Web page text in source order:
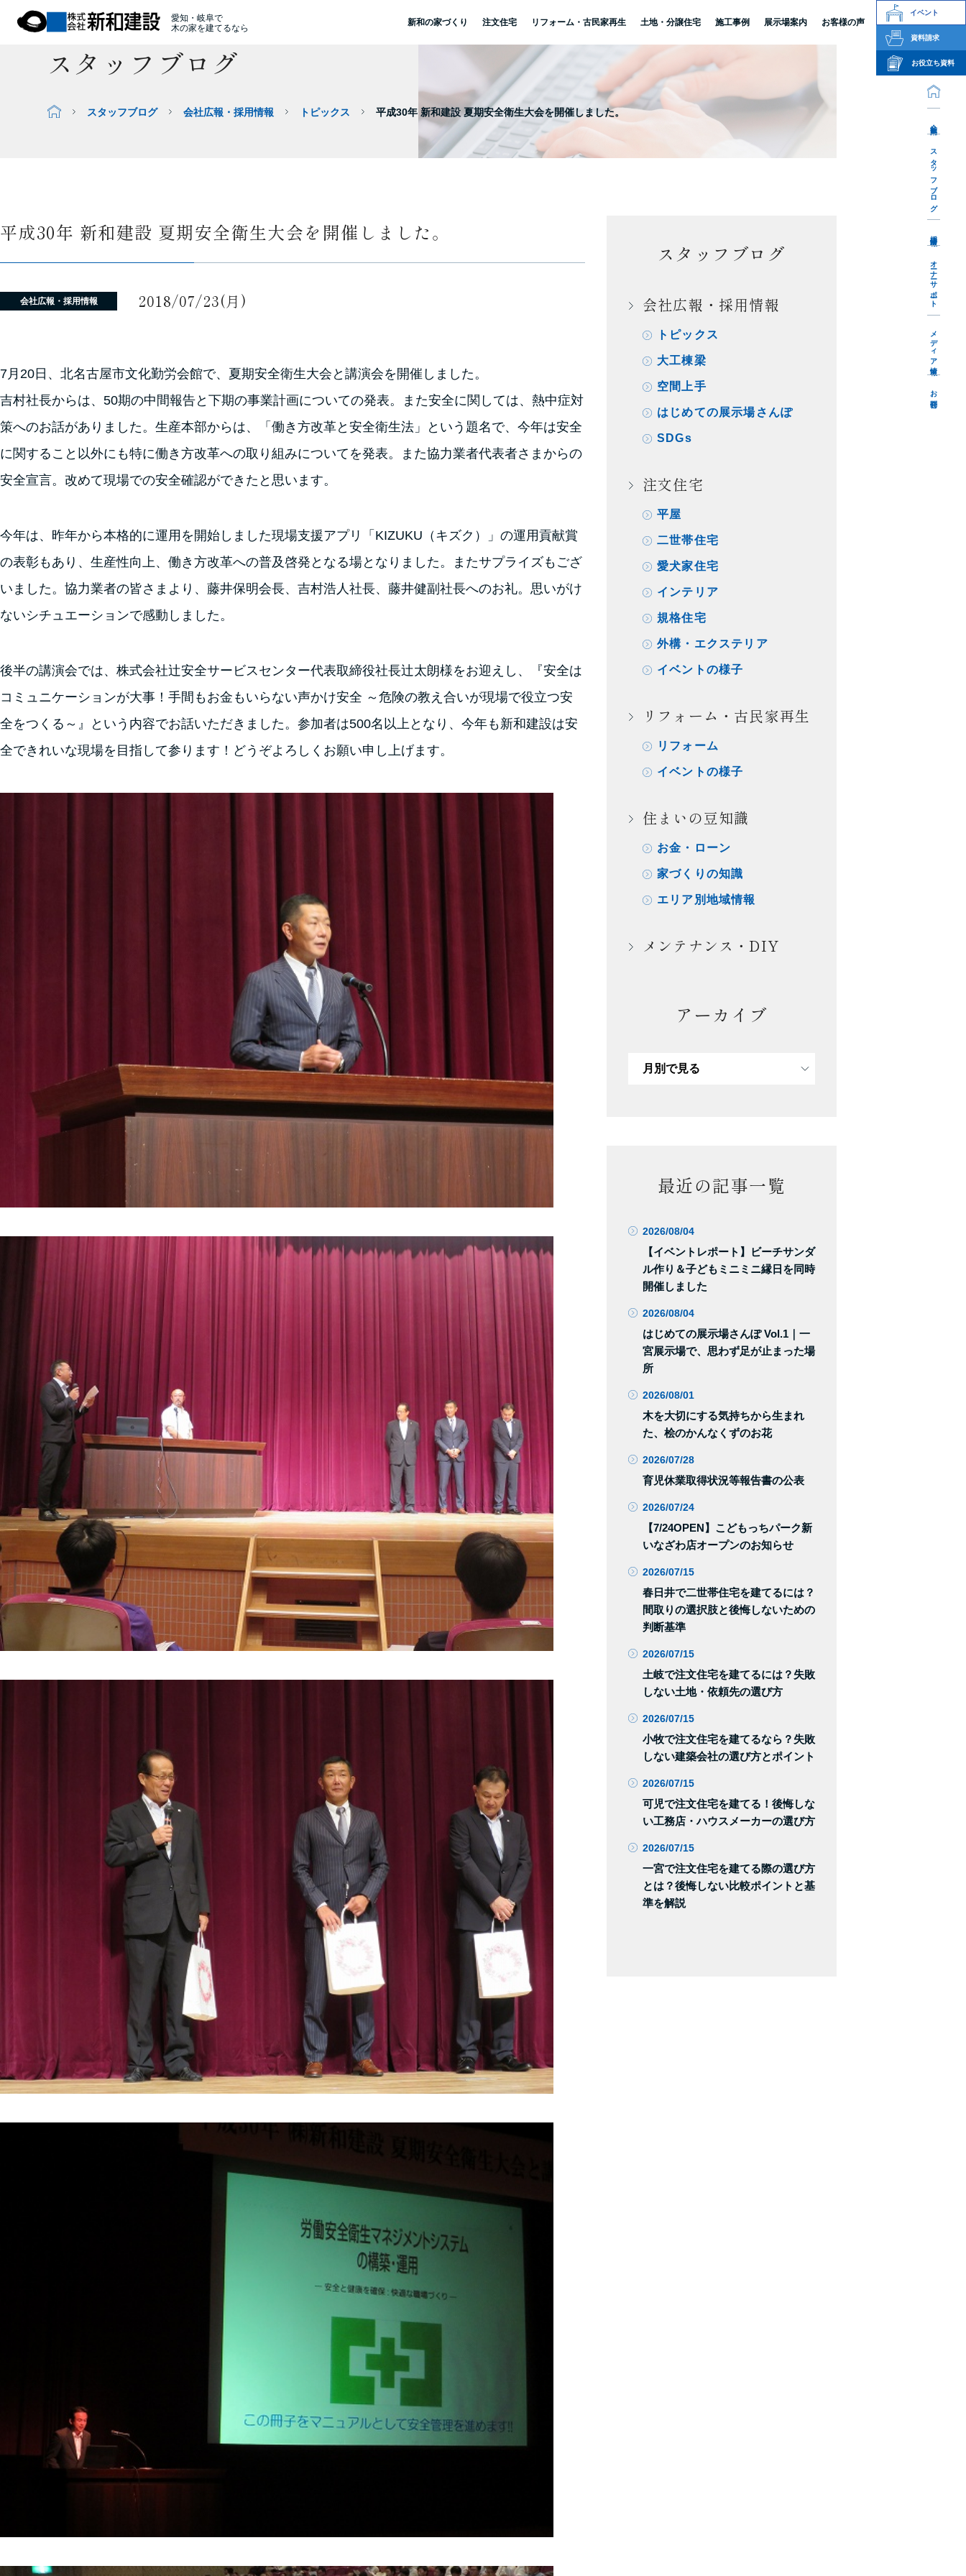
愛知・岐阜で
木の家を建てるなら
新和の家づくり 注文住宅 リフォーム・古民家再生 土地・分譲住宅 施工事例 展示場案内 お客様の声
イベント
資料請求
お役立ち資料
スタッフブログ
オーナーサポート
メディア情報
お問合せ
スタッフブログ
スタッフブログ 会社広報・採用情報 トピックス 平成30年 新和建設 夏期安全衛生大会を開催しました。
平成30年 新和建設 夏期安全衛生大会を開催しました。
会社広報・採用情報 2018/07/23(月)
7月20日、北名古屋市文化勤労会館で、夏期安全衛生大会と講演会を開催しました。
吉村社長からは、50期の中間報告と下期の事業計画についての発表。また安全に関しては、熱中症対
策へのお話がありました。生産本部からは、「働き方改革と安全衛生法」という題名で、今年は安全
に関すること以外にも特に働き方改革への取り組みについてを発表。また協力業者代表者さまからの
安全宣言。改めて現場での安全確認ができたと思います。
今年は、昨年から本格的に運用を開始しました現場支援アプリ「KIZUKU（キズク）」の運用貢献賞
の表彰もあり、生産性向上、働き方改革への普及啓発となる場となりました。またサプライズもござ
いました。協力業者の皆さまより、藤井保明会長、吉村浩人社長、藤井健副社長へのお礼。思いがけ
ないシチュエーションで感動しました。
後半の講演会では、株式会社辻安全サービスセンター代表取締役社長辻太朗様をお迎えし、『安全は
コミュニケーションが大事！手間もお金もいらない声かけ安全 ～危険の教え合いが現場で役立つ安
全をつくる～』という内容でお話いただきました。参加者は500名以上となり、今年も新和建設は安
全できれいな現場を目指して参ります！どうぞよろしくお願い申し上げます。
スタッフブログ
会社広報・採用情報
トピックス
大工棟梁
空間上手
はじめての展示場さんぽ
SDGs
注文住宅
平屋
二世帯住宅
愛犬家住宅
インテリア
規格住宅
外構・エクステリア
イベントの様子
リフォーム・古民家再生
リフォーム
イベントの様子
住まいの豆知識
お金・ローン
家づくりの知識
エリア別地域情報
メンテナンス・DIY
アーカイブ
最近の記事一覧
2026/08/04
【イベントレポート】ビーチサンダ
ル作り＆子どもミニミニ縁日を同時
開催しました
2026/08/04
はじめての展示場さんぽ Vol.1｜一
宮展示場で、思わず足が止まった場
所
2026/08/01
木を大切にする気持ちから生まれ
た、桧のかんなくずのお花
2026/07/28
育児休業取得状況等報告書の公表
2026/07/24
【7/24OPEN】こどもっちパーク新
いなざわ店オープンのお知らせ
2026/07/15
春日井で二世帯住宅を建てるには？
間取りの選択肢と後悔しないための
判断基準
2026/07/15
土岐で注文住宅を建てるには？失敗
しない土地・依頼先の選び方
2026/07/15
小牧で注文住宅を建てるなら？失敗
しない建築会社の選び方とポイント
2026/07/15
可児で注文住宅を建てる！後悔しな
い工務店・ハウスメーカーの選び方
2026/07/15
一宮で注文住宅を建てる際の選び方
とは？後悔しない比較ポイントと基
準を解説